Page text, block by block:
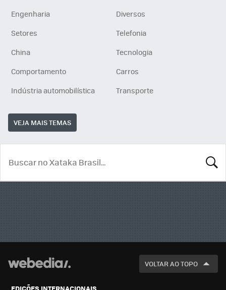
Engenharia
Diversos
Setores
Telefonia
China
Tecnologia
Comportamento
Carros
Indústria automobilística
Transporte
VEJA MAIS TEMAS
VOLTAR AO TOPO